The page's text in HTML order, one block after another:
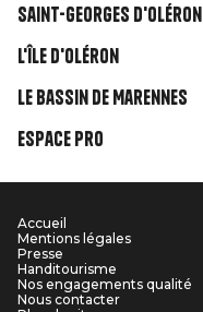
Liens
rubriques
Saint-Georges d'Oléron
L'île d'Oléron
Le Bassin de Marennes
Espace Pro
Menu
Pied
Accueil
Mentions légales
Presse
Handitourisme
Nos engagements qualité
Nous contacter